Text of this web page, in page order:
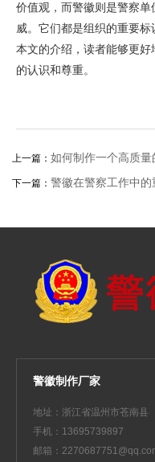
价值观，而警徽则是警察
威。它们都是组织的重要
本文的介绍，读者能够更
的认识和尊重。
上一篇： 如何制作一个高质量
下一篇： 警徽在警察工作中
警徽制作厂家
地址：浙江省温州市苍南县
手机：13695739897
邮箱：